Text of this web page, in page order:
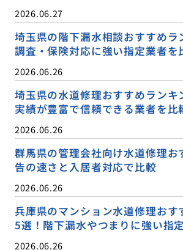
2026.06.27
埼玉県の階下漏水相談おすすめラ
調査・保険対応に強い指定業者を
2026.06.26
埼玉県の水道修理おすすめランキ
実績が豊富で信頼できる業者を比
2026.06.26
群馬県の管理会社向け水道修理お
告の速さと入居者対応で比較
2026.06.26
兵庫県のマンション水道修理おす
5選！階下漏水やつまりに強い指
2026.06.26